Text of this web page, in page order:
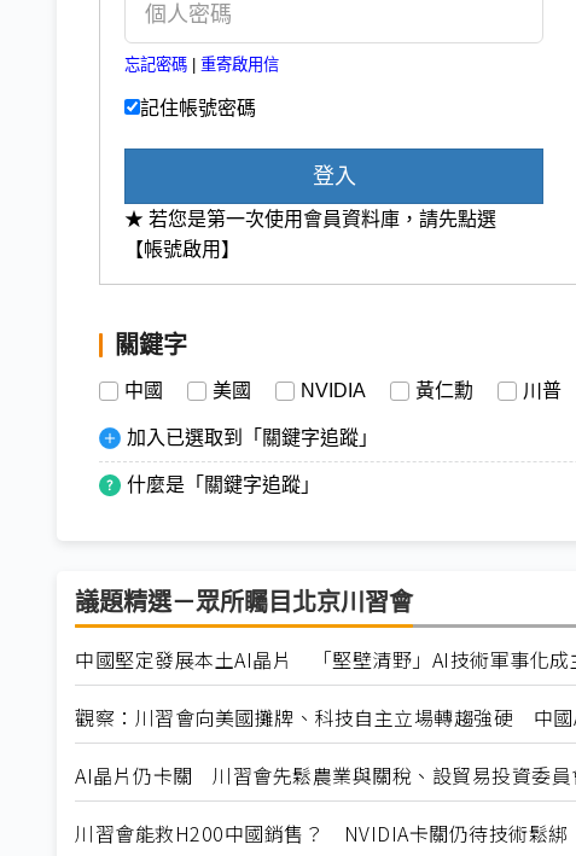
忘記密碼 重寄啟用信
記住帳號密碼
登入
★ 若您是第一次使用會員資料庫，請先點選
【帳號啟用】
關鍵字
中國 美國 NVIDIA 黃仁勳 川普
加入已選取到「關鍵字追蹤」
什麼是「關鍵字追蹤」
議題精選－眾所矚目北京川習會
中國堅定發展本土AI晶片 「堅壁清野」AI技術軍事化成
觀察：川習會向美國攤牌、科技自主立場轉趨強硬 中
AI晶片仍卡關 川習會先鬆農業與關稅、設貿易投資委員
川習會能救H200中國銷售？ NVIDIA卡關仍待技術鬆綁